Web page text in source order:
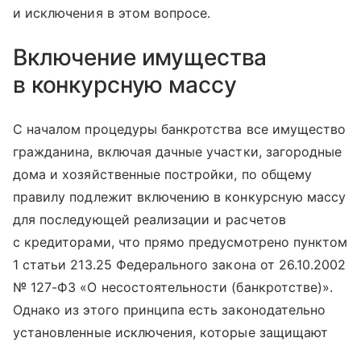
и исключения в этом вопросе.
Включение имущества
в конкурсную массу
С началом процедуры банкротства все имущество
гражданина, включая дачные участки, загородные
дома и хозяйственные постройки, по общему
правилу подлежит включению в конкурсную массу
для последующей реализации и расчетов
с кредиторами, что прямо предусмотрено пунктом
1 статьи 213.25 Федерального закона от 26.10.2002
№ 127-ФЗ «О несостоятельности (банкротстве)».
Однако из этого принципа есть законодательно
установленные исключения, которые защищают